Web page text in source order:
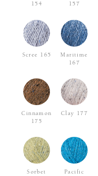
154
157
Scree 165
Maritime
167
Cinnamon
175
Clay 177
Sorbet
Pacific